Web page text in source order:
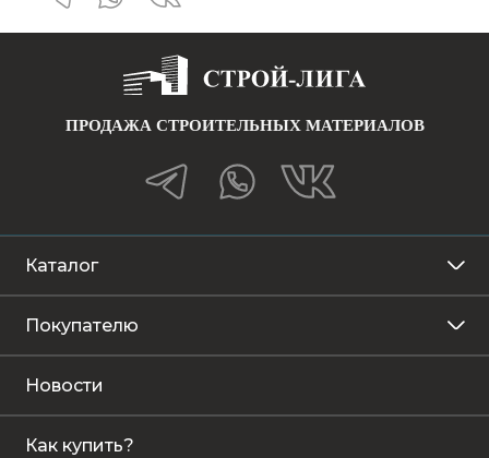
ПРОДАЖА СТРОИТЕЛЬНЫХ МАТЕРИАЛОВ
Каталог
Покупателю
Новости
Как купить?